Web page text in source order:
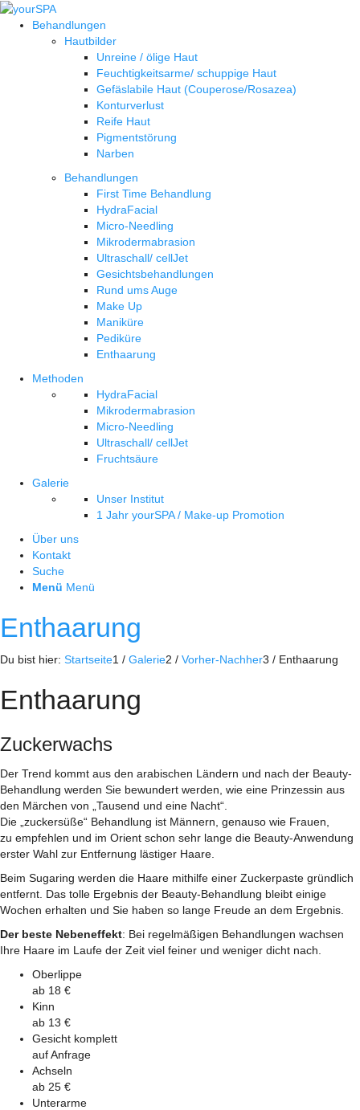
Behandlungen
Hautbilder
Unreine / ölige Haut
Feuchtigkeitsarme/ schuppige Haut
Gefäslabile Haut (Couperose/Rosazea)
Konturverlust
Reife Haut
Pigmentstörung
Narben
Behandlungen
First Time Behandlung
HydraFacial
Micro-Needling
Mikrodermabrasion
Ultraschall/ cellJet
Gesichtsbehandlungen
Rund ums Auge
Make Up
Maniküre
Pediküre
Enthaarung
Methoden
HydraFacial
Mikrodermabrasion
Micro-Needling
Ultraschall/ cellJet
Fruchtsäure
Galerie
Unser Institut
1 Jahr yourSPA / Make-up Promotion
Über uns
Kontakt
Suche
Menü Menü
Enthaarung
Du bist hier: Startseite1 / Galerie2 / Vorher-Nachher3 / Enthaarung
Enthaarung
Zuckerwachs
Der Trend kommt aus den arabischen Ländern und nach der Beauty-
Behandlung werden Sie bewundert werden, wie eine Prinzessin aus
den Märchen von „Tausend und eine Nacht“.
Die „zuckersüße“ Behandlung ist Männern, genauso wie Frauen,
zu empfehlen und im Orient schon sehr lange die Beauty-Anwendung
erster Wahl zur Entfernung lästiger Haare.
Beim Sugaring werden die Haare mithilfe einer Zuckerpaste gründlich
entfernt. Das tolle Ergebnis der Beauty-Behandlung bleibt einige
Wochen erhalten und Sie haben so lange Freude an dem Ergebnis.
Der beste Nebeneffekt: Bei regelmäßigen Behandlungen wachsen
Ihre Haare im Laufe der Zeit viel feiner und weniger dicht nach.
Oberlippe
ab 18 €
Kinn
ab 13 €
Gesicht komplett
auf Anfrage
Achseln
ab 25 €
Unterarme